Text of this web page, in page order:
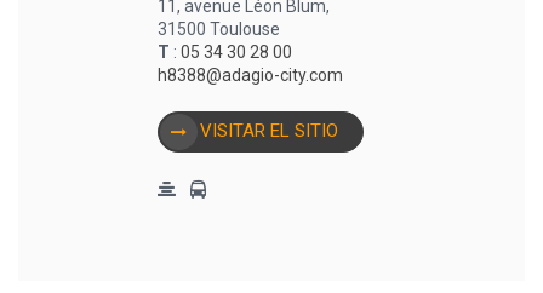
11, avenue Léon Blum,
31500 Toulouse
T : 05 34 30 28 00
h8388@adagio-city.com
VISITAR EL SITIO